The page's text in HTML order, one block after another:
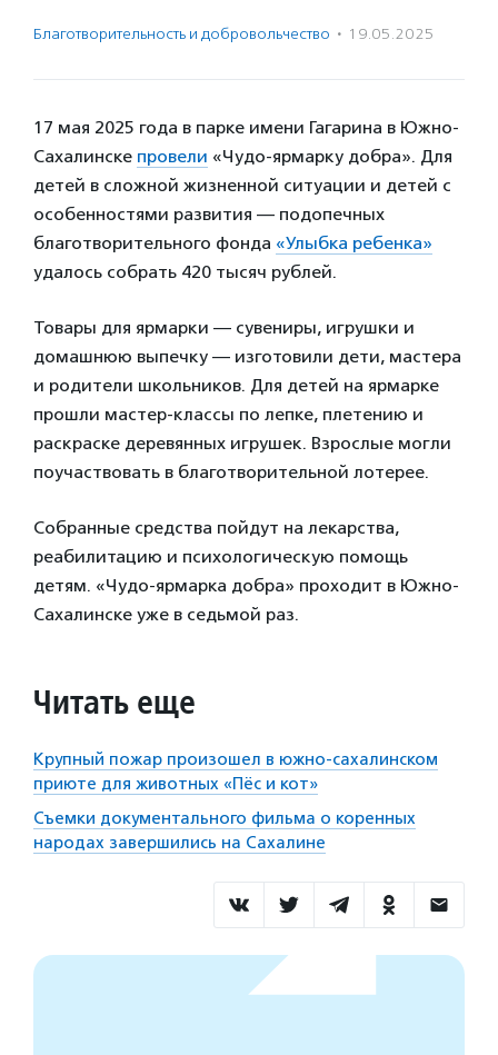
Благотвори­тель­ность и доброволь­чест­во · 19.05.2025
17 мая 2025 года в парке имени Гагарина в Южно-
Сахалинске провели «Чудо-ярмарку добра». Для
детей в сложной жизненной ситуации и детей с
особенностями развития — подопечных
благотворительного фонда «Улыбка ребенка»
удалось собрать 420 тысяч рублей.
Товары для ярмарки — сувениры, игрушки и
домашнюю выпечку — изготовили дети, мастера
и родители школьников. Для детей на ярмарке
прошли мастер-классы по лепке, плетению и
раскраске деревянных игрушек. Взрослые могли
поучаствовать в благотворительной лотерее.
Собранные средства пойдут на лекарства,
реабилитацию и психологическую помощь
детям. «Чудо-ярмарка добра» проходит в Южно-
Сахалинске уже в седьмой раз.
Читать еще
Крупный пожар произошел в южно-сахалинском
приюте для животных «Пёс и кот»
Съемки документального фильма о коренных
народах завершились на Сахалине